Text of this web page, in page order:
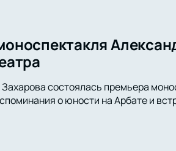
состоялась премьера
о юности на Арбате и